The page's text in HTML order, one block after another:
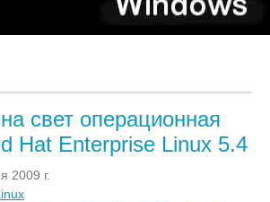
свет операционная
Hat Enterprise Linux 5.4
2009 г.